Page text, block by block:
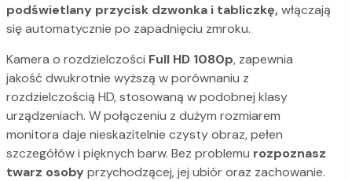
podświetlany przycisk dzwonka i tabliczkę,włączają
się automatycznie po zapadnięciu zmroku.
Kamera o rozdzielczości Full HD 1080p, zapewnia
jakość dwukrotnie wyższą w porównaniu z
rozdzielczością HD, stosowaną w podobnej klasy
urządzeniach. W połączeniu z dużym rozmiarem
monitora daje nieskazitelnie czysty obraz, pełen
szczegółów i pięknych barw. Bez problemu rozpoznasz
twarz osoby przychodzącej, jej ubiór oraz zachowanie.